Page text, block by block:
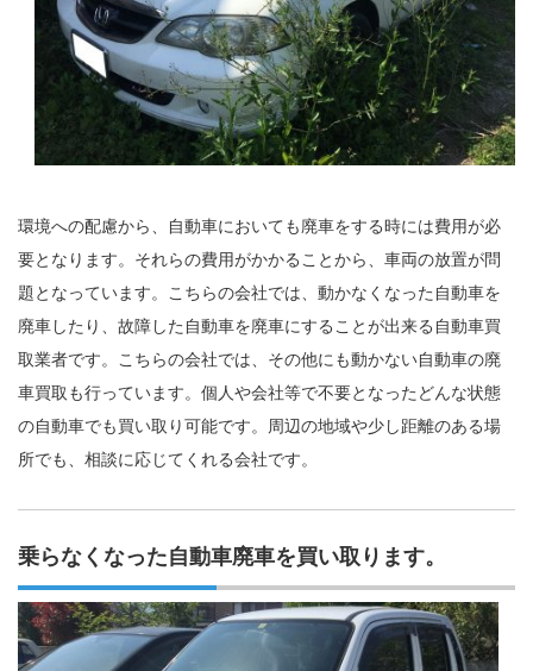
環境への配慮から、自動車においても廃車をする時には費用が必
要となります。それらの費用がかかることから、車両の放置が問
題となっています。こちらの会社では、動かなくなった自動車を
廃車したり、故障した自動車を廃車にすることが出来る自動車買
取業者です。こちらの会社では、その他にも動かない自動車の廃
車買取も行っています。個人や会社等で不要となったどんな状態
の自動車でも買い取り可能です。周辺の地域や少し距離のある場
所でも、相談に応じてくれる会社です。
乗らなくなった自動車廃車を買い取ります。